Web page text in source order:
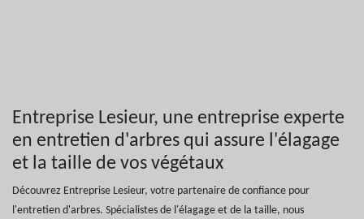
Entreprise Lesieur, une entreprise experte
en entretien d'arbres qui assure l'élagage
et la taille de vos végétaux
Découvrez Entreprise Lesieur, votre partenaire de confiance pour
l'entretien d'arbres. Spécialistes de l'élagage et de la taille, nous